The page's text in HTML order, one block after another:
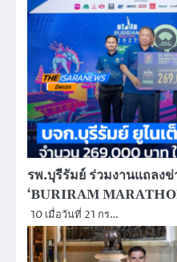
รพ.บุรีรัมย์ ร่วมงานแถลง
‘BURIRAM
10 เมื่อวันที่ 21 กร…